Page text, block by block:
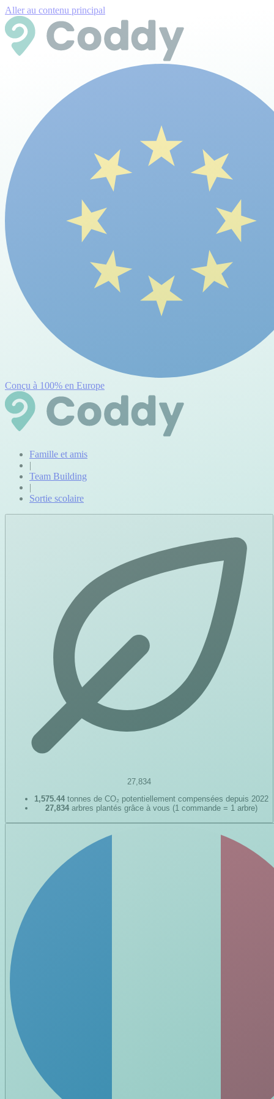
Aller au contenu principal
Conçu à 100% en Europe
Famille et amis
|
Team Building
|
Sortie scolaire
27,834
1,575.44 tonnes de CO₂ potentiellement compensées depuis 2022
27,834 arbres plantés grâce à vous (1 commande = 1 arbre)